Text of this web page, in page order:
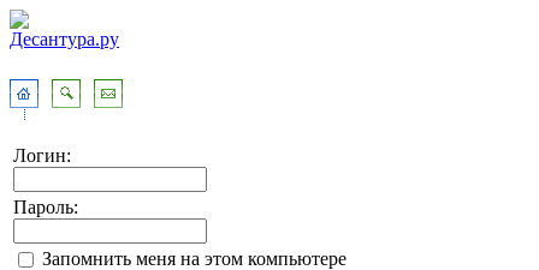
Логин:
Пароль:
Запомнить меня на этом компьютере